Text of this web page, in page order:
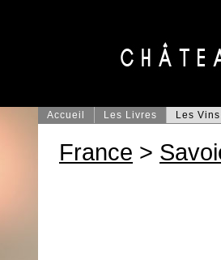
Accueil Les Livres Les Vins
France >